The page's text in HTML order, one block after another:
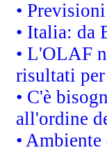
•
• Italia: da
• L'OLAF
risultati
• C'è
all'ordine
•